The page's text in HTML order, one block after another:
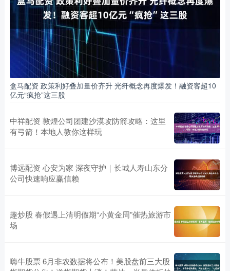
盒马配资 政策利好叠加量价齐升 光纤概念再度爆发！融资客超10
亿元“疯抢”这三股
中祥配资 敦煌公司团建沙漠攻防箭攻略：这里
有弓箭！本地人教你这样玩
博远配资 心安为家 深夜守护｜长城人寿山东分
公司快速响应赢信赖
趣炒股 春假遇上清明假期“小黄金周”催热旅游市
场
嗨牛股票 6月非农数据将公布！美股盘前三大股